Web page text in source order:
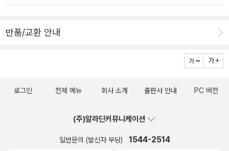
설마.. 책 좋아하는 어린이로 자라게 될까? 책 좋아하는 어른이 될까?
장면에서 책이 많은 걸 보며 아가조카는 책이 많다고 한다.'고모집에
도 책 많지?''응 엄청 많아.''(책에 나온)서점이 많아 고모 집이 더 많
아?''고모집에 책이 훨씬 많아.'ㅋㅋㅋㅋㅋㅋㅋㅋㅋㅋ 책 사모으는 거
강하게 기억돼야지. ㅋㅋㅋㅋㅋㅋㅋㅋㅋㅋ아니 근데 저녁에는 아가
는 그림을 정말 못그리거든요? 그래서 아무튼 그려보았다.아가조카
는 이 그림을 보더니'코끼리 안같아!' 라고 했다. 하아- (내가 손으로
반품/교환 안내
로그인 전체 메뉴 회사 소개 출판사 안내 PC 버전
(주)알라딘커뮤니케이션
일반문의 (발신자 부담) 1544-2514